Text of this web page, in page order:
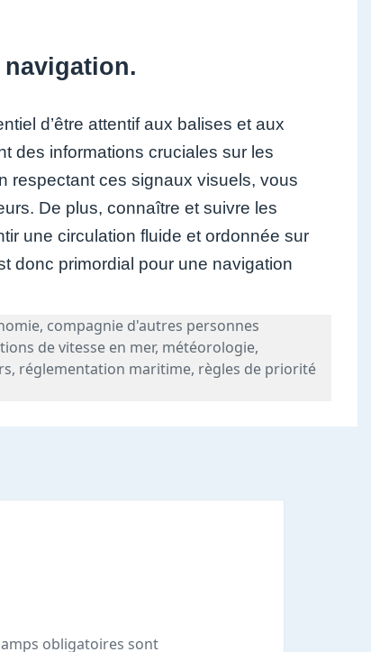
d’être attentif aux balises et aux
des informations cruciales sur les
respectant ces signaux visuels, vous
De plus, connaître et suivre les
une circulation fluide et ordonnée sur
donc primordial pour une navigation
, compagnie d'autres personnes
de vitesse en mer, météorologie,
, réglementation maritime, règles de priorité
obligatoires sont